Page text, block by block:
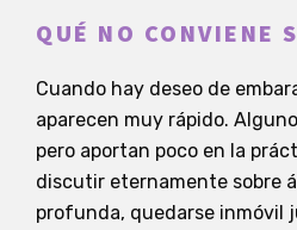
QUÉ NO CONVIENE
Cuando hay deseo de
aparecen muy rápido.
pero aportan poco en la
discutir eternamente sobre
profunda, quedarse inmóvil